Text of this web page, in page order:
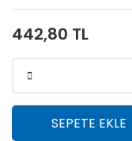
442,80 TL
SEPETE EKLE